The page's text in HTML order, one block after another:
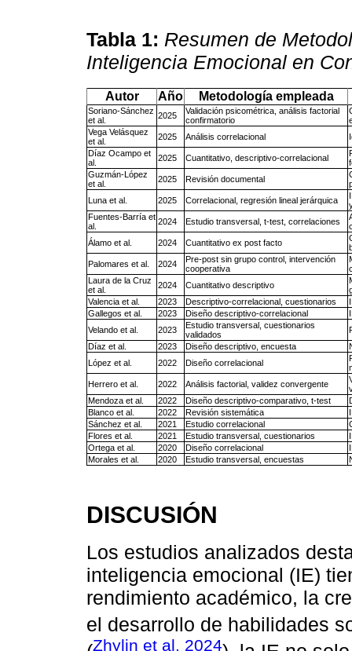
Tabla 1: Resumen de
Inteligencia Emocional en
Autor Año Metodología empleada
Soriano-Sánchez
et al.
2025
Validación psicométrica, análisis factorial
confirmatorio
Vega Velásquez
et al.
2025 Análisis correlacional
Díaz Ocampo et
al.
2025 Cuantitativo, descriptivo-correlacional
Guzmán-López
et al.
2025 Revisión documental
Luna et al.
2025 Correlacional, regresión lineal jerárquica
Fuentes-Barría et
al.
2024 Estudio transversal, t-test, correlaciones
Álamo et al.
2024 Cuantitativo ex post facto
Palomares et al.
2024
Pre-post sin grupo control, intervención
cooperativa
Laura de la Cruz
et al.
2024 Cuantitativo descriptivo
Valencia et al.
2023 Descriptivo-correlacional, cuestionarios
Gallegos et al.
2023 Diseño descriptivo-correlacional
Velando et al.
2023
Estudio transversal, cuestionarios
validados
Díaz et al.
2023 Diseño descriptivo, encuesta
López et al.
2022 Diseño correlacional
Herrero et al.
2022 Análisis factorial, validez convergente
Mendoza et al.
2022 Diseño descriptivo-comparativo, t-test
Blanco et al.
2022 Revisión sistemática
Sánchez et al.
2021 Estudio correlacional
Flores et al.
2021 Estudio transversal, cuestionarios
Ortega et al.
2020 Diseño correlacional
Morales et al.
2020 Estudio transversal, encuestas
DISCUSIÓN
Los estudios analizados
inteligencia emocional (IE)
rendimiento académico, la
el desarrollo de habilidades
Zhylin et al. 2024